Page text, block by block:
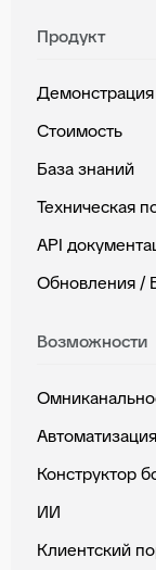
Продукт
Демонстрация
Стоимость
База знаний
Техническая
API
Обновления /
Возможности
Автоматизация
Конструктор
ИИ
Клиентский